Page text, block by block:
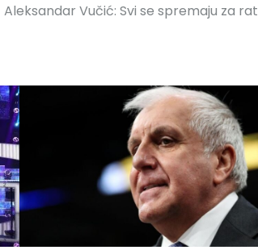
Aleksandar Vučić: Svi se spremaju za rat